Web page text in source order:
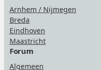
Arnhem / Nijmegen
Breda
Eindhoven
Maastricht
Forum
Algemeen